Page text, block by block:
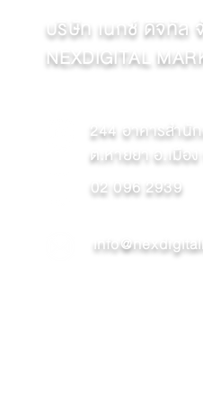
บริษัท เนกซ์ ดิจิทัล
NEXDIGITAL
244 อาคารสำนั
ต.หายยา อ.เมือง
02 096 2939